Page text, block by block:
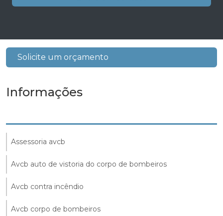
Solicite um orçamento
Informações
Assessoria avcb
Avcb auto de vistoria do corpo de bombeiros
Avcb contra incêndio
Avcb corpo de bombeiros